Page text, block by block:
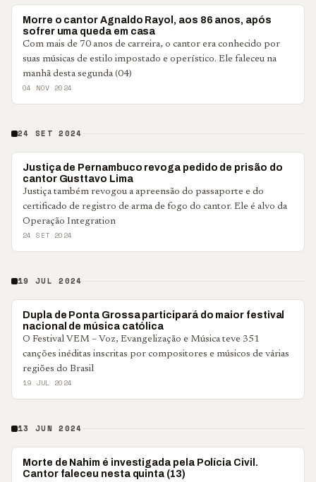
BRASIL
Morre o cantor Agnaldo Rayol, aos 86 anos, após
sofrer uma queda em casa
Com mais de 70 anos de carreira, o cantor era conhecido por
suas músicas de estilo impostado e operístico. Ele faleceu na
manhã desta segunda (04)
04 NOV 2024
24 SET 2024
BRASIL
Justiça de Pernambuco revoga pedido de prisão do
cantor Gusttavo Lima
Justiça também revogou a apreensão do passaporte e do
certificado de registro de arma de fogo do cantor. Ele é alvo da
Operação Integration
24 SET 2024
19 JUL 2024
PONTA GROSSA
Dupla de Ponta Grossa participará do maior festival
nacional de música católica
O Festival VEM – Voz, Evangelização e Música teve 351
canções inéditas inscritas por compositores e músicos de várias
regiões do Brasil
19 JUL 2024
13 JUN 2024
GERAL
Morte de Nahim é investigada pela Polícia Civil.
Cantor faleceu nesta quinta (13)